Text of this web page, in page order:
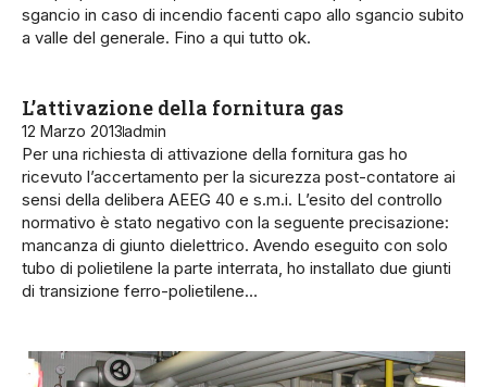
sgancio in caso di incendio facenti capo allo sgancio subito
a valle del generale. Fino a qui tutto ok.
L’attivazione della fornitura gas
12 Marzo 2013admin
Per una richiesta di attivazione della fornitura gas ho
ricevuto l’accertamento per la sicurezza post-contatore ai
sensi della delibera AEEG 40 e s.m.i. L’esito del controllo
normativo è stato negativo con la seguente precisazione:
mancanza di giunto dielettrico. Avendo eseguito con solo
tubo di polietilene la parte interrata, ho installato due giunti
di transizione ferro-polietilene…